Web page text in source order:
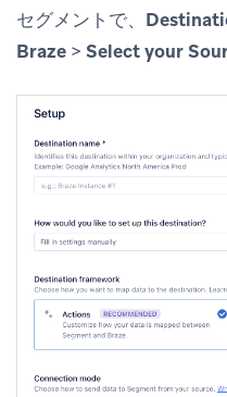
セグメントで、
Braze > Select your